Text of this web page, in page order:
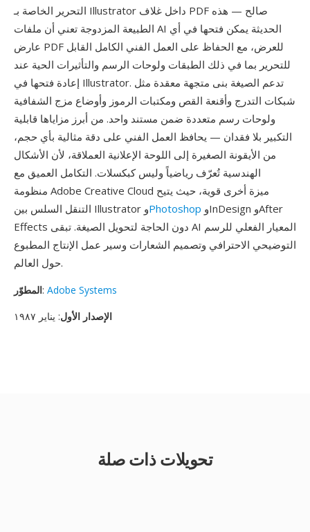
التحرير الخاصة بـ Illustrator داخل غلاف PDF صالح — هذه
الطبيعة المزدوجة تعني أن ملفات AI الحديثة يمكن فتحها في أي
عارض PDF للعرض، مع الحفاظ على العمل الفني الكامل القابل
للتحرير بما في ذلك الطبقات ولوحات الرسم والتأثيرات الحية عند
إعادة فتحها في Illustrator. تدعم الصيغة بنى متجهة معقدة مثل
شبكات التدرج وأقنعة القص ومكتبات الرموز وأوضاع مزج الشفافية
ولوحات رسم متعددة ضمن مستند واحد. من أبرز مزاياها قابلية
التكبير بلا فقدان — يحافظ العمل الفني على دقة مثالية بأي حجم،
من الأيقونة الصغيرة إلى اللوحة الإعلانية العملاقة، لأن الأشكال
الهندسية تُعرّف رياضياً وليس كبكسلات. التكامل العميق مع
منظومة Adobe Creative Cloud ميزة أخرى قوية، حيث يتيح
التنقل السلس بين Illustrator وPhotoshop
Effects دون الحاجة لتحويل الصيغة. تبقى AI المعيار الفعلي للرسم
التوضيحي الاحترافي وتصميم الشعارات وسير عمل الإنتاج المطبوع
حول العالم.
المطوّر: Adobe Systems
الإصدار الأول: يناير ١٩٨٧
تحويلات ذات صلة